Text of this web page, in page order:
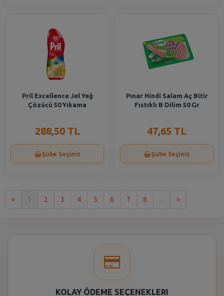
Pril Excellence Jel Yeğ
Çözücü 50 Yıkama
288,50 TL
Şube Seçiniz
Pınar Hindi Salam Aç Bitir
Fıstıklı B Dilim 50 Gr
47,65 TL
Şube Seçiniz
« 1 2 3 4 5 6 7 8 ... »Son
KOLAY ÖDEME SEÇENEKLERI